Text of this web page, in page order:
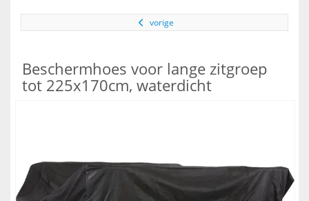
vorige
Beschermhoes voor lange zitgroep
tot 225x170cm, waterdicht